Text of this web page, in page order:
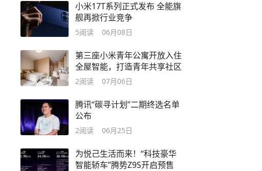
小米17T系列正式发布 全能旗
舰再掀行业竞争
5阅读 06月08日
第三座小米青年公寓开放入住
全屋智能，打造青年共享社区
2阅读 07月06日
腾讯“碳寻计划”二期终选名单
公布
2阅读 06月25日
为悦己生活而来！“科技豪华
智能轿车”腾势Z9S开启预售